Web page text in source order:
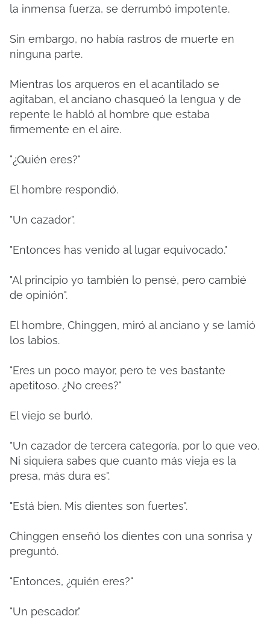
la inmensa fuerza, se derrumbó impotente.
Sin embargo, no había rastros de muerte en
ninguna parte.
Mientras los arqueros en el acantilado se
agitaban, el anciano chasqueó la lengua y de
repente le habló al hombre que estaba
firmemente en el aire.
"¿Quién eres?"
El hombre respondió.
"Un cazador".
"Entonces has venido al lugar equivocado."
"Al principio yo también lo pensé, pero cambié
de opinión".
El hombre, Chinggen, miró al anciano y se lamió
los labios.
"Eres un poco mayor, pero te ves bastante
apetitoso. ¿No crees?"
El viejo se burló.
"Un cazador de tercera categoría, por lo que veo.
Ni siquiera sabes que cuanto más vieja es la
presa, más dura es".
"Está bien. Mis dientes son fuertes".
Chinggen enseñó los dientes con una sonrisa y
preguntó.
"Entonces, ¿quién eres?"
"Un pescador."